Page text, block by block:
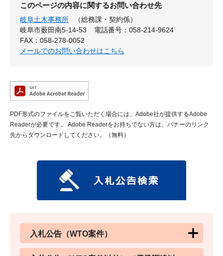
このページの内容に関するお問い合わせ先
岐阜土木事務所
（総務課・契約係）
岐阜市薮田南5-14-53
電話番号：058-214-9624
FAX：058-278-0052
メールでのお問い合わせはこちら
PDF形式のファイルをご覧いただく場合には、Adobe社が提供するAdobe
Readerが必要です。
Adobe Readerをお持ちでない方は、バナーのリンク
先からダウンロードしてください。（無料）
入札公告（WTO案件）